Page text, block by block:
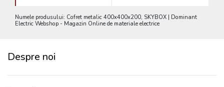
Numele produsului: Cofret metalic 400x400x200, SKYBOX | Dominant
Electric Webshop - Magazin Online de materiale electrice
Despre noi